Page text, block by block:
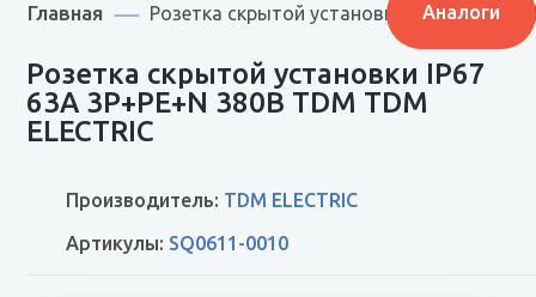
Главная Розетка скрытой установки IP67 63А
Аналоги
Розетка скрытой установки IP67
63А 3Р+РЕ+N 380В TDM TDM
ELECTRIC
Производитель: TDM ELECTRIC
Артикулы: SQ0611-0010